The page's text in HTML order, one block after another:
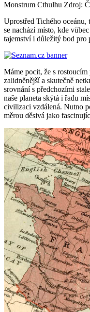
Monstrum Cthulhu Zdroj:
Uprostřed Tichého
se nachází místo, kde
tajemství i důležitý bod pro
Máme pocit, že s rostoucím
zalidněnější a skutečně
srovnání s předchozími
naše planeta skýtá i řadu
civilizaci vzdálená. Nutno
měrou děsivá jako